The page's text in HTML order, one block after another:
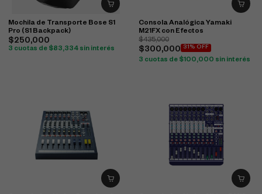
Mochila de Transporte Bose S1
Pro (S1 Backpack)
$250,000
3 cuotas de $83,334 sin interés
Consola Analógica Yamaki
M21FX con Efectos
$435,000
$300,000 31% OFF
3 cuotas de $100,000 sin interés